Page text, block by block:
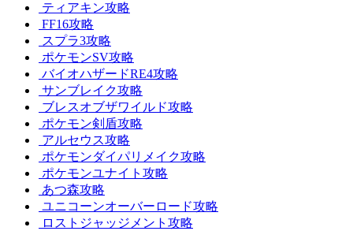
ティアキン攻略
FF16攻略
スプラ3攻略
ポケモンSV攻略
バイオハザードRE4攻略
サンブレイク攻略
ブレスオブザワイルド攻略
ポケモン剣盾攻略
アルセウス攻略
ポケモンダイパリメイク攻略
ポケモンユナイト攻略
あつ森攻略
ユニコーンオーバーロード攻略
ロストジャッジメント攻略